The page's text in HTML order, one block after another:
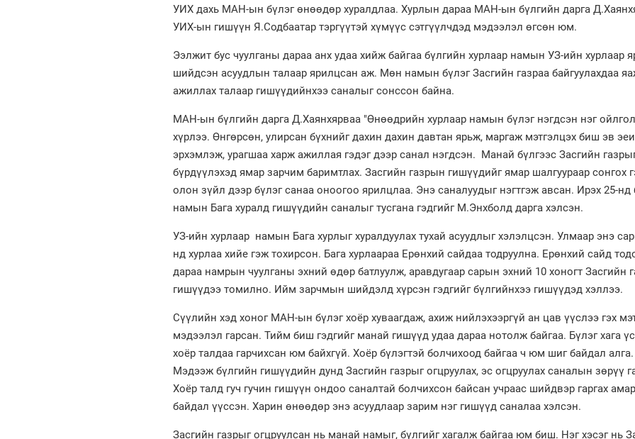
УИХ дахь МАН-ын бүлэг өнөөдөр хуралдлаа. Хурлын дараа МАН-ын бүлгийн дарга
УИХ-ын гишүүн Я.Содбаатар тэргүүтэй хүмүүс сэтгүүлчдэд мэдээлэл өгсөн юм.
Ээлжит бус чуулганы дараа анх удаа хийж байгаа бүлгийн хурлаар намын УЗ-ийн хурлаар
шийдсэн асуудлын талаар ярилцсан аж. Мөн намын бүлэг Засгийн газраа байгуулахдаа
ажиллах талаар гишүүдийнхээ саналыг сонссон байна.
МАН-ын бүлгийн дарга Д.Хаянхярваа "Өнөөдрийн хурлаар намын бүлэг нэгдсэн нэг
хүрлээ. Өнгөрсөн, улирсан бүхнийг дахин дахин давтан ярьж, маргаж мэтгэлцэх биш эв
эрхэмлэж, урагшаа харж ажиллая гэдэг дээр санал нэгдсэн. Манай бүлгээс Засгийн
бүрдүүлэхэд ямар зарчим баримтлах. Засгийн газрын гишүүдийг ямар шалгуураар сонгох
олон зүйл дээр бүлэг санаа оноогоо ярилцлаа. Энэ саналуудыг нэгтгэж авсан. Ирэх 25-нд
намын Бага хуралд гишүүдийн саналыг тусгана гэдгийг М.Энхболд дарга хэлсэн.
УЗ-ийн хурлаар намын Бага хурлыг хуралдуулах тухай асуудлыг хэлэлцсэн. Улмаар энэ
нд хурлаа хийе гэж тохирсон. Бага хурлаараа Ерөнхий сайдаа тодруулна. Ерөнхий сайд
дараа намрын чуулганы эхний өдөр батлуулж, аравдугаар сарын эхний 10 хоногт Засгийн
гишүүдээ томилно. Ийм зарчмын шийдэлд хүрсэн гэдгийг бүлгийнхээ гишүүдэд хэллээ.
Сүүлийн хэд хоног МАН-ын бүлэг хоёр хуваагдаж, ахиж нийлэхээргүй ан цав үүслээ гэх
мэдээлэл гарсан. Тийм биш гэдгийг манай гишүүд удаа дараа нотолж байгаа. Бүлэг хага
хоёр талдаа гарчихсан юм байхгүй. Хоёр бүлэгтэй болчихоод байгаа ч юм шиг байдал алга.
Мэдээж бүлгийн гишүүдийн дунд Засгийн газрыг огцруулах, эс огцруулах саналын зөрүү
Хоёр талд гуч гучин гишүүн ондоо саналтай болчихсон байсан учраас шийдвэр гаргах
байдал үүссэн. Харин өнөөдөр энэ асуудлаар зарим нэг гишүүд саналаа хэлсэн.
Засгийн газрыг огцруулсан нь манай намыг, бүлгийг хагалж байгаа юм биш. Нэг хэсэг нь